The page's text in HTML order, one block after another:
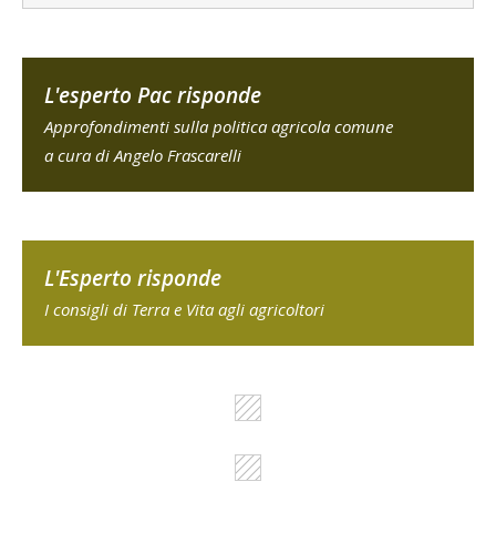
L'esperto Pac risponde
Approfondimenti sulla politica agricola comune
a cura di Angelo Frascarelli
L'Esperto risponde
I consigli di Terra e Vita agli agricoltori